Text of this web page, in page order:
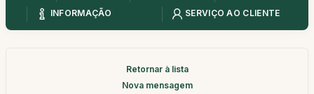
INFORMAÇÃO
SERVIÇO AO CLIENTE
Retornar à lista
Nova mensagem